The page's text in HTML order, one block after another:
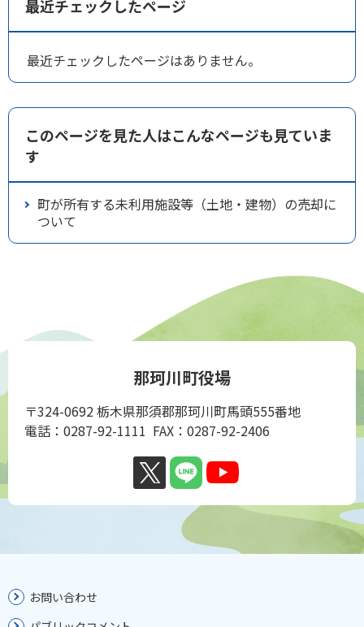
最近チェックしたページ
最近チェックしたページはありません。
このページを見た人はこんなページも見ていま
す
町が所有する未利用施設等（土地・建物）の売却に
ついて
那珂川町役場
〒324-0692 栃木県那須郡那珂川町馬頭555番地
電話：0287-92-1111 FAX：0287-92-2406
お問い合わせ